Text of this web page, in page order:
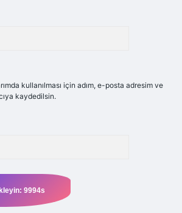
kullanılması için adım, e-posta adresim ve
kaydedilsin.